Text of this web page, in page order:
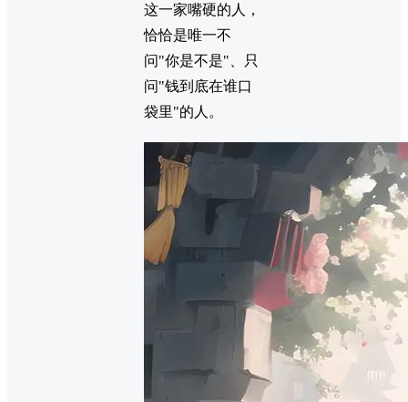
这一家嘴硬的人，
恰恰是唯一不
问"你是不是"、只
问"钱到底在谁口
袋里"的人。